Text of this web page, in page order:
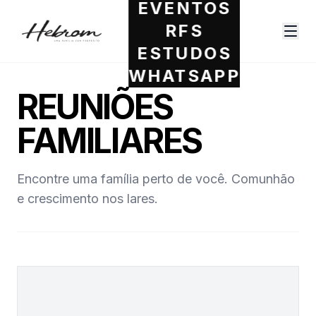
EVENTOS
RFS
ESTUDOS
WHATSAPP
REUNIÕES
FAMILIARES
Encontre uma família perto de você. Comunhão
e crescimento nos lares.